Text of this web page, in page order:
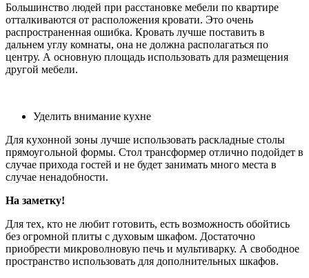
Большинство людей при расстановке мебели по квартире
отталкиваются от расположения кровати. Это очень
распространенная ошибка. Кровать лучше поставить в
дальнем углу комнаты, она не должна располагаться по
центру. А основную площадь использовать для размещения
другой мебели.
Уделить внимание кухне
Для кухонной зоны лучше использовать раскладные столы
прямоугольной формы. Стол трансформер отлично подойдет в
случае прихода гостей и не будет занимать много места в
случае ненадобности.
На заметку!
Для тех, кто не любит готовить, есть возможность обойтись
без огромной плиты с духовым шкафом. Достаточно
приобрести микроволновую печь и мультиварку. А свободное
пространство использовать для дополнительных шкафов.